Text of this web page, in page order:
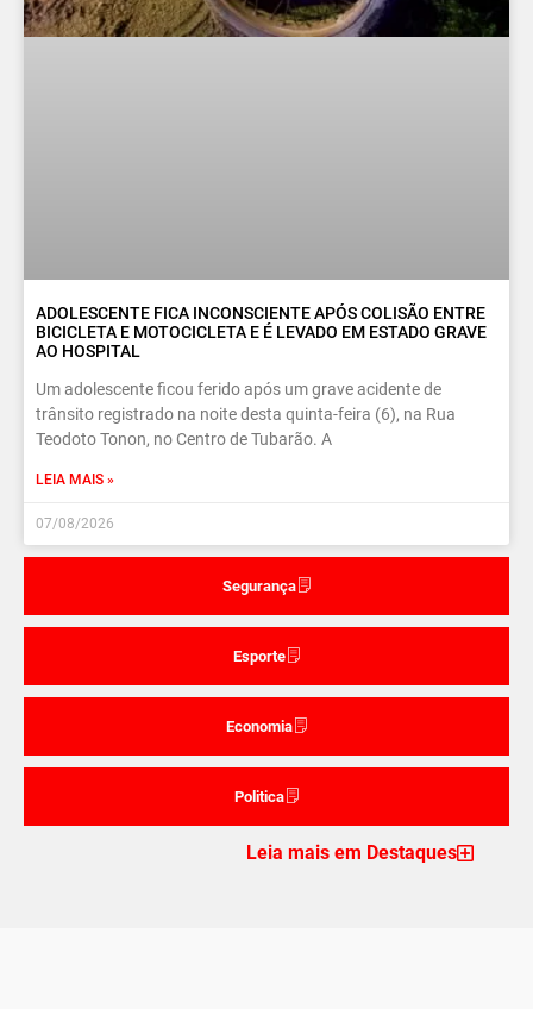
Segurança
Esporte
Economia
Politica
ADOLESCENTE FICA INCONSCIENTE APÓS COLISÃO ENTRE
BICICLETA E MOTOCICLETA E É LEVADO EM ESTADO GRAVE
AO HOSPITAL
Um adolescente ficou ferido após um grave acidente de
trânsito registrado na noite desta quinta-feira (6), na Rua
Teodoto Tonon, no Centro de Tubarão. A
LEIA MAIS »
07/08/2026
Leia mais em Destaques